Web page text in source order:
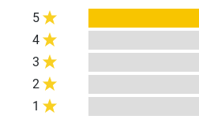
5
4
3
2
1